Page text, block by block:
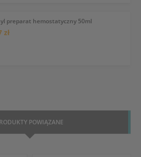
preparat hemostatyczny 50ml
zł
POWIĄZANE